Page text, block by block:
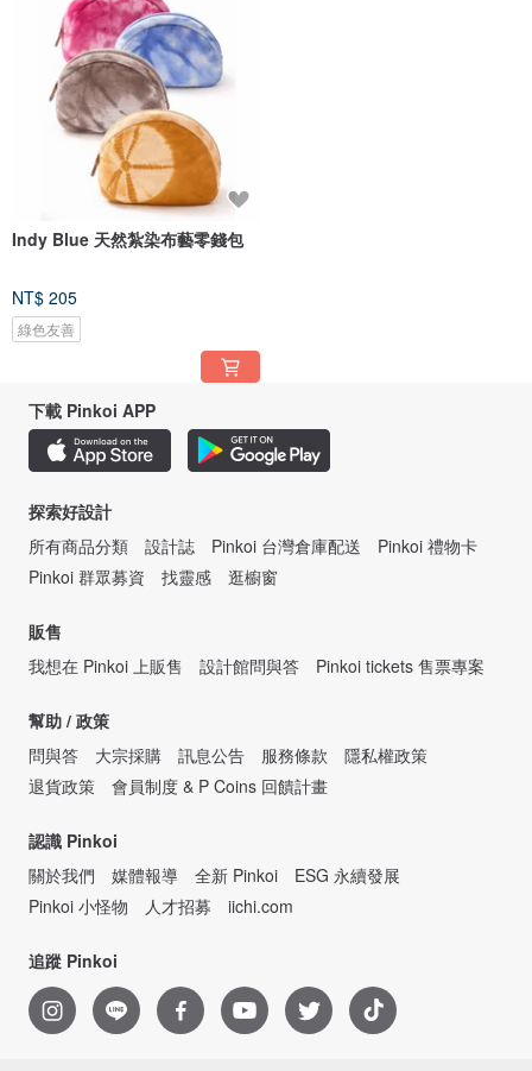
Indy Blue 天然紮染布藝零錢包
NT$ 205
綠色友善
下載 Pinkoi APP
探索好設計
所有商品分類
設計誌 Pinkoi 台灣倉庫配送
Pinkoi 禮物卡
Pinkoi 群眾募資
找靈感 逛櫥窗
販售
我想在 Pinkoi 上販售
設計館問與答 Pinkoi tickets 售票專案
幫助 / 政策
問與答
大宗採購 訊息公告 服務條款
隱私權政策
退貨政策
會員制度 & P Coins 回饋計畫
認識 Pinkoi
關於我們
媒體報導 全新 Pinkoi
ESG 永續發展
Pinkoi 小怪物
人才招募 iichi.com
追蹤 Pinkoi